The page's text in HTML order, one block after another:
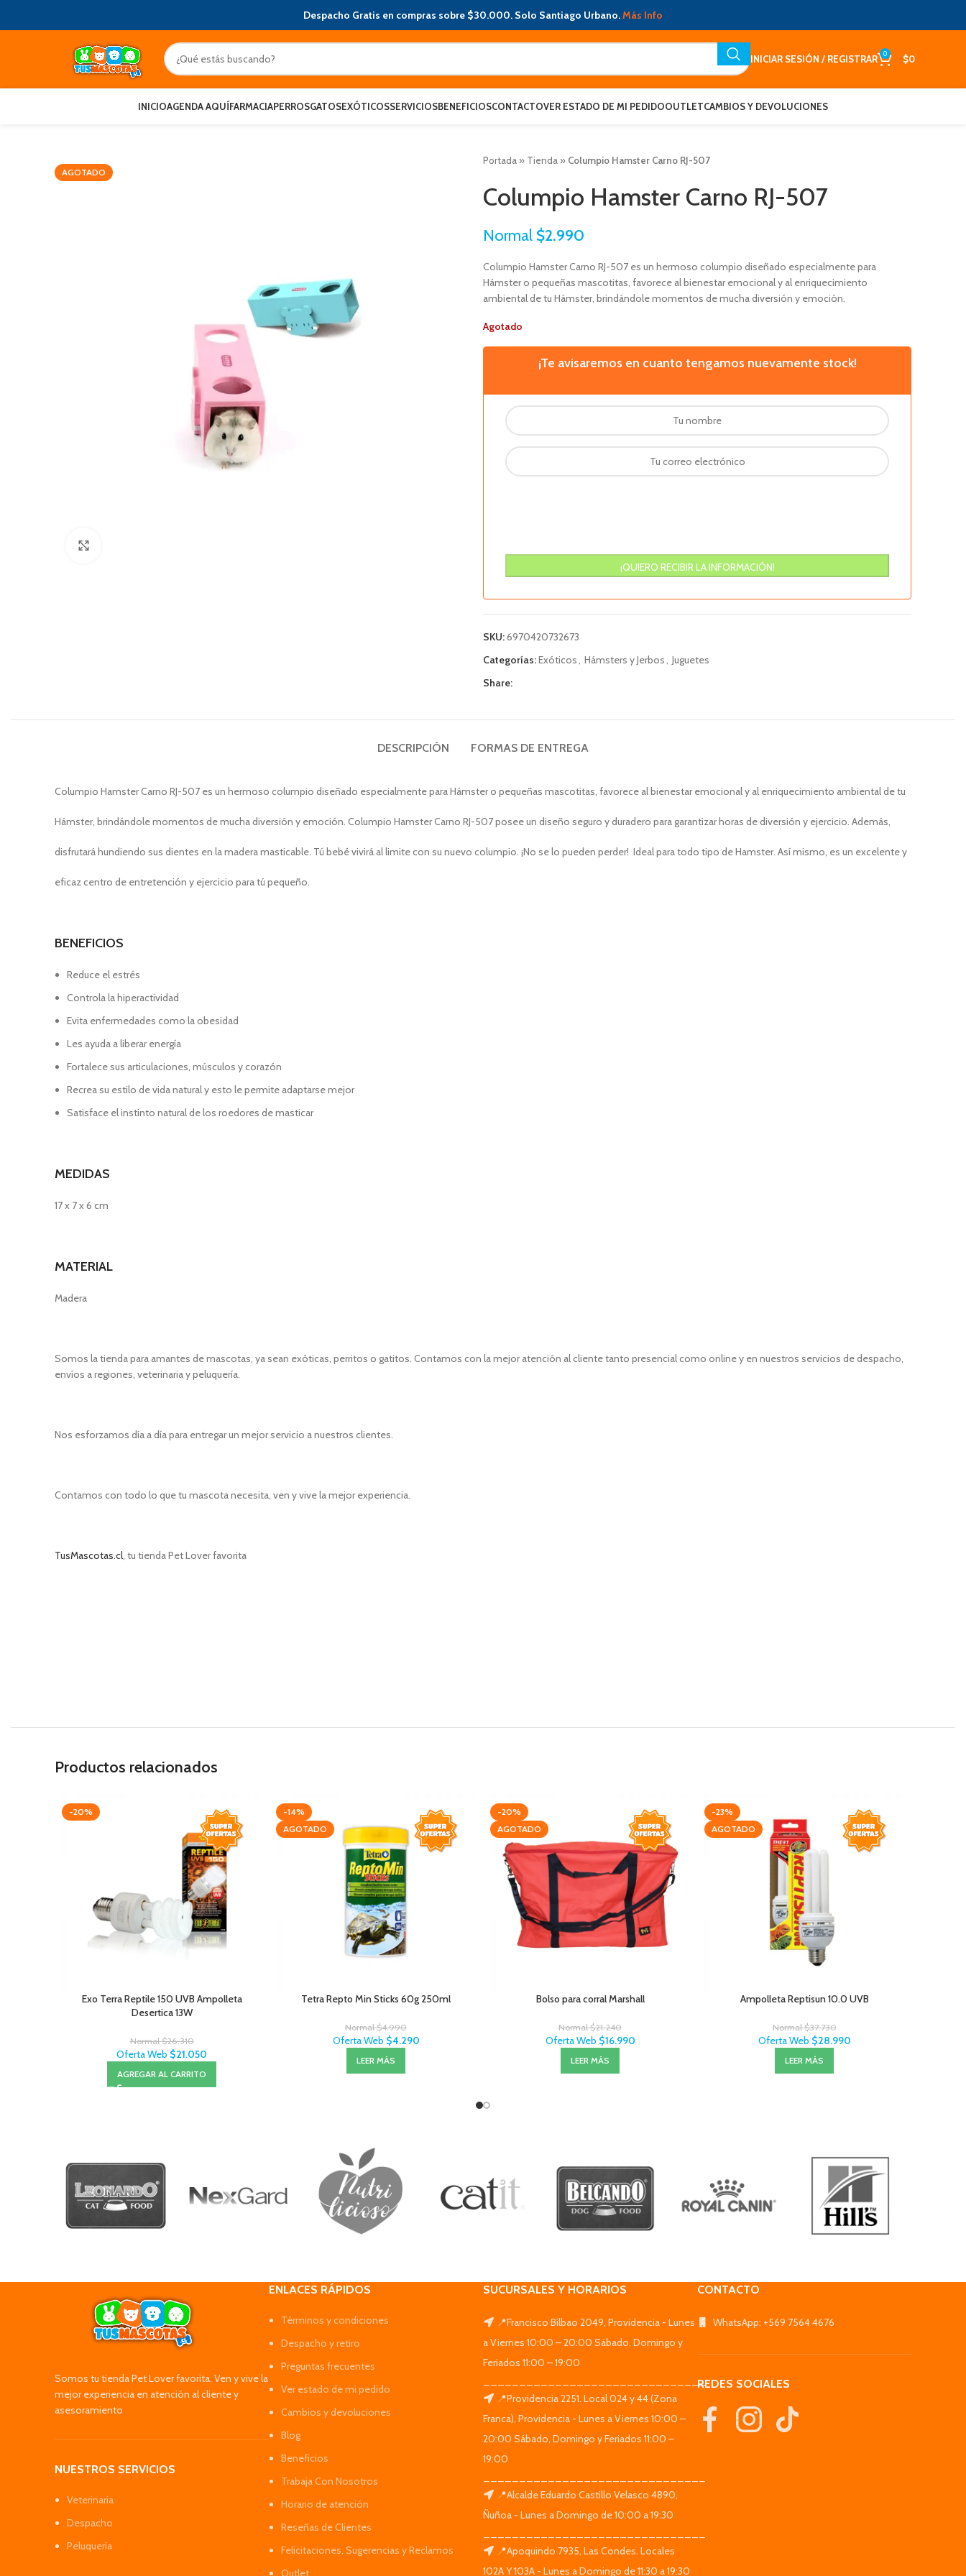
Despacho Gratis en compras sobre $30.000. Solo Santiago Urbano.Más Info
INICIAR SESIÓN / REGISTRAR 0 $0
INICIOAGENDA AQUÍFARMACIAPERROSGATOSEXÓTICOSSERVICIOSBENEFICIOSCONTACTOVER ESTADO DE MI PEDIDOOUTLETCAMBIOS Y DEVOLUCIONES
AGOTADO
Portada » Tienda » Columpio Hamster Carno RJ-507
Columpio Hamster Carno RJ-507
Normal $2.990
Columpio Hamster Carno RJ-507 es un hermoso columpio diseñado especialmente para
Hámster o pequeñas mascotitas, favorece al bienestar emocional y al enriquecimiento
ambiental de tu Hámster, brindándole momentos de mucha diversión y emoción.
Agotado
¡Te avisaremos en cuanto tengamos nuevamente stock!
SKU:6970420732673
Categorías:Exóticos, Hámsters y Jerbos, Juguetes
Share:
DESCRIPCIÓN FORMAS DE ENTREGA
Columpio Hamster Carno RJ-507 es un hermoso columpio diseñado especialmente para Hámster o pequeñas mascotitas, favorece al bienestar emocional y al enriquecimiento ambiental de tu
Hámster, brindándole momentos de mucha diversión y emoción. Columpio Hamster Carno RJ-507 posee un diseño seguro y duradero para garantizar horas de diversión y ejercicio. Además,
disfrutará hundiendo sus dientes en la madera masticable. Tú bebé vivirá al limite con su nuevo columpio. ¡No se lo pueden perder! Ideal para todo tipo de Hamster. Así mismo, es un excelente y
eficaz centro de entretención y ejercicio para tú pequeño.
BENEFICIOS
Reduce el estrés
Controla la hiperactividad
Evita enfermedades como la obesidad
Les ayuda a liberar energía
Fortalece sus articulaciones, músculos y corazón
Recrea su estilo de vida natural y esto le permite adaptarse mejor
Satisface el instinto natural de los roedores de masticar
MEDIDAS
17 x 7 x 6 cm
MATERIAL
Madera
Somos la tienda para amantes de mascotas, ya sean exóticas, perritos o gatitos. Contamos con la mejor atención al cliente tanto presencial como online y en nuestros servicios de despacho,
envíos a regiones, veterinaria y peluquería.
Nos esforzamos día a día para entregar un mejor servicio a nuestros clientes.
Contamos con todo lo que tu mascota necesita, ven y vive la mejor experiencia.
TusMascotas.cl, tu tienda Pet Lover favorita
Productos relacionados
-20%
Exo Terra Reptile 150 UVB Ampolleta
Desertica 13W
Normal$26.310
Oferta Web $21.050
AGREGAR AL CARRITO
-14%
AGOTADO
Tetra Repto Min Sticks 60g 250ml
Normal$4.990
Oferta Web $4.290
LEER MÁS
-20%
AGOTADO
Bolso para corral Marshall
Normal$21.240
Oferta Web $16.990
LEER MÁS
-23%
AGOTADO
Ampolleta Reptisun 10.0 UVB
Normal$37.730
Oferta Web $28.990
LEER MÁS
Somos tu tienda Pet Lover favorita. Ven y vive la
mejor experiencia en atención al cliente y
asesoramiento
NUESTROS SERVICIOS
Veterinaria
Despacho
Peluquería
ENLACES RÁPIDOS
Términos y condiciones
Despacho y retiro
Preguntas frecuentes
Ver estado de mi pedido
Cambios y devoluciones
Blog
Beneficios
Trabaja Con Nosotros
Horario de atención
Reseñas de Clientes
Felicitaciones, Sugerencias y Reclamos
Outlet
SUCURSALES Y HORARIOS
📍Francisco Bilbao 2049, Providencia - Lunes
a Viernes 10:00 – 20:00 Sábado, Domingo y
Feriados 11:00 – 19:00
_______________________________
📍Providencia 2251. Local 024 y 44 (Zona
Franca), Providencia - Lunes a Viernes 10:00 –
20:00 Sábado, Domingo y Feriados 11:00 –
19:00
📍Alcalde Eduardo Castillo Velasco 4890,
Ñuñoa - Lunes a Domingo de 10:00 a 19:30
📍Apoquindo 7935, Las Condes. Locales
102A Y 103A - Lunes a Domingo de 11:30 a 19:30
CONTACTO
WhatsApp: +569 7564 4676
REDES SOCIALES